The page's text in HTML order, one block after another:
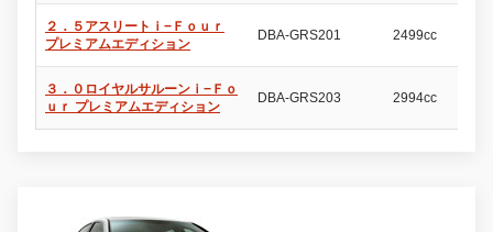
２．５アスリートｉ−Ｆｏｕｒ
プレミアムエディション
DBA-GRS201 2499cc
３．０ロイヤルサルーンｉ−Ｆｏ
ｕｒ プレミアムエディション
DBA-GRS203 2994cc